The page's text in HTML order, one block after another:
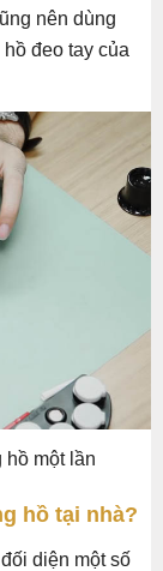
nên dùng
đeo tay của
hồ một lần
hồ tại nhà?
diện một số